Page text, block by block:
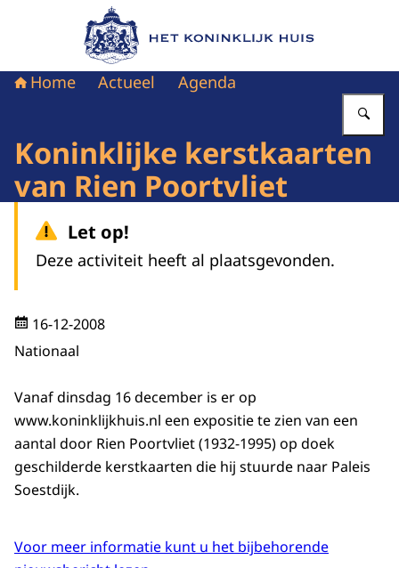
Naar de homepage van Het Koninklijk Huis
Home Actueel Agenda
Koninklijke kerstkaarten
van Rien Poortvliet
Let op!
Deze activiteit heeft al plaatsgevonden.
16-12-2008
Nationaal
Vanaf dinsdag 16 december is er op
www.koninklijkhuis.nl een expositie te zien van een
aantal door Rien Poortvliet (1932-1995) op doek
geschilderde kerstkaarten die hij stuurde naar Paleis
Soestdijk.
Voor meer informatie kunt u het bijbehorende